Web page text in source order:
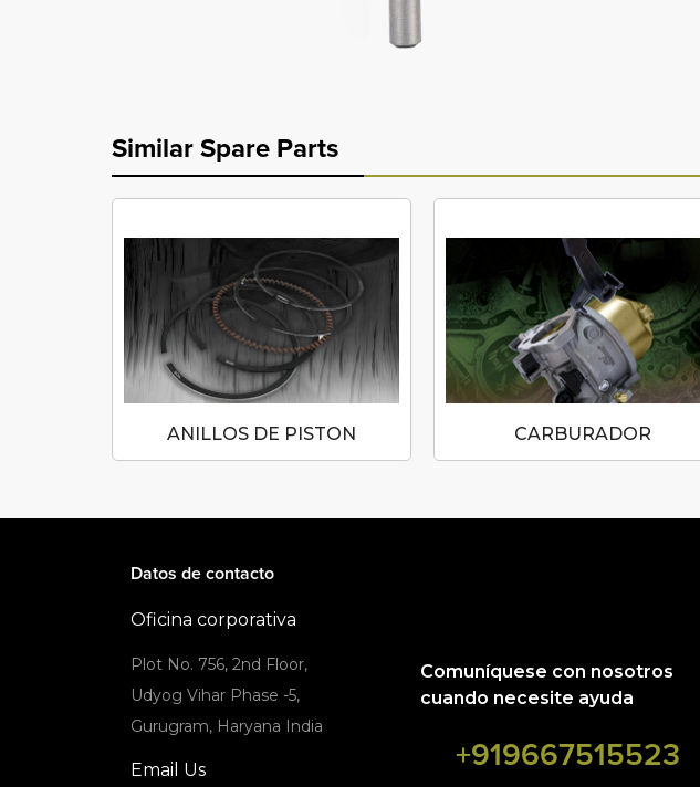
Similar Spare Parts
ANILLOS DE PISTON CARBURADOR
Datos de contacto
Oficina corporativa
Plot No. 756, 2nd Floor,
Udyog Vihar Phase -5,
Gurugram, Haryana India
Email Us
Comuníquese con nosotros
cuando necesite ayuda
+919667515523